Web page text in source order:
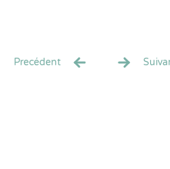
Precédent